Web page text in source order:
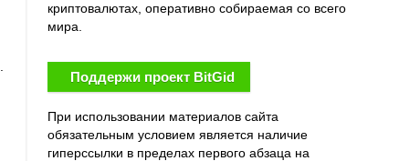
криптовалютах, оперативно собираемая со всего
мира.
Поддержи проект BitGid
При использовании материалов сайта
обязательным условием является наличие
гиперссылки в пределах первого абзаца на